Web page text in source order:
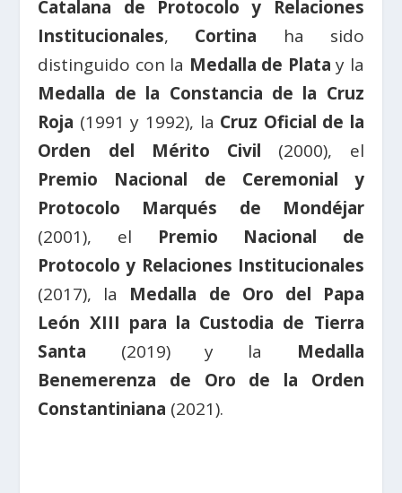
Catalana de Protocolo y Relaciones
Institucionales, Cortina ha sido
distinguido con la Medalla de Plata y la
Medalla de la Constancia de la Cruz
Roja (1991 y 1992), la Cruz Oficial de la
Orden del Mérito Civil (2000), el
Premio Nacional de Ceremonial y
Protocolo Marqués de Mondéjar
(2001), el Premio Nacional de
Protocolo y Relaciones Institucionales
(2017), la Medalla de Oro del Papa
León XIII para la Custodia de Tierra
Santa (2019) y la Medalla
Benemerenza de Oro de la Orden
Constantiniana (2021).